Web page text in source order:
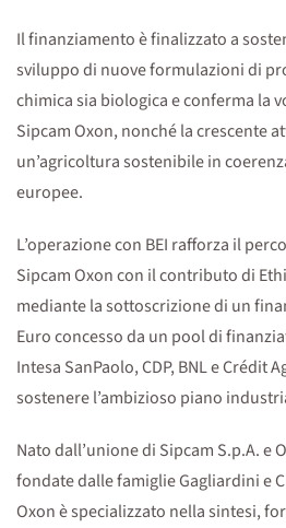
Il finanziamento è finalizzato a
sviluppo di nuove formulazioni di
chimica sia biologica e conferma la
Sipcam Oxon, nonché la crescente
un’agricoltura sostenibile in
europee.
L’operazione con BEI rafforza il
Sipcam Oxon con il contributo di
mediante la sottoscrizione di un
Euro concesso da un pool di
Intesa SanPaolo, CDP, BNL e Crédit
sostenere l’ambizioso piano
Nato dall’unione di Sipcam S.p.A. e
fondate dalle famiglie Gagliardini e
Oxon è specializzato nella sintesi,